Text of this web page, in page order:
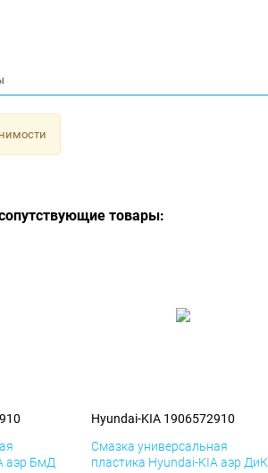
товары:
аэр БмД
Hyundai-KIA 1906572910
Смазка универсальная
пластика Hyundai-KIA аэр ДиК